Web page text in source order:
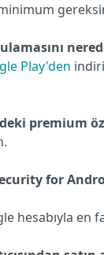
minimum
Play'den
premium
for
hesabıyla